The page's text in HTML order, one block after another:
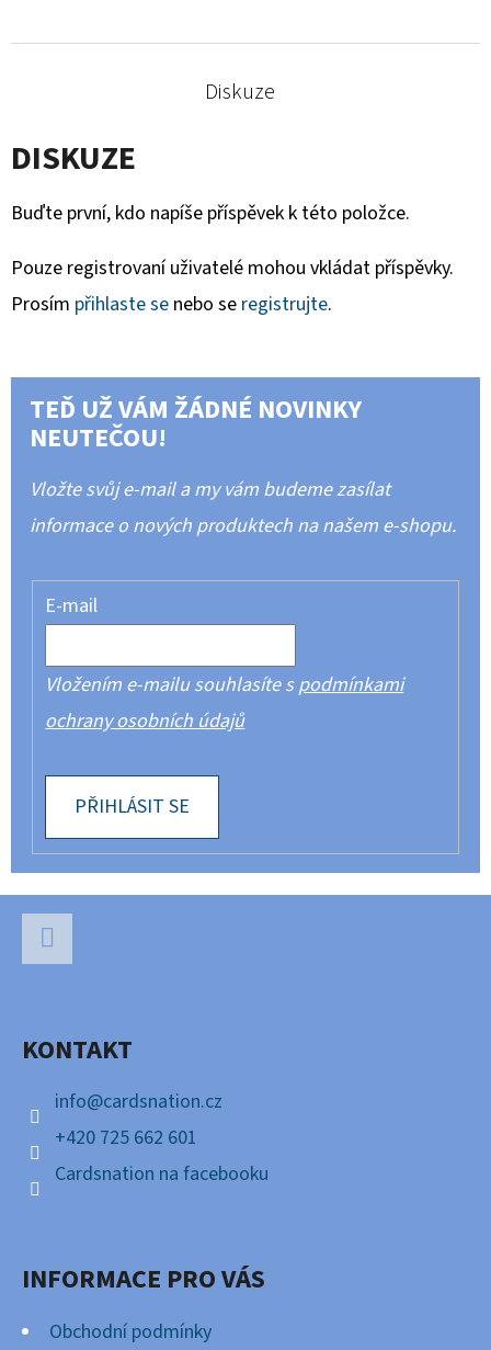
Diskuze
DISKUZE
Buďte první, kdo napíše příspěvek k této položce.
Pouze registrovaní uživatelé mohou vkládat příspěvky.
Prosím přihlaste se nebo se registrujte.
TEĎ UŽ VÁM ŽÁDNÉ NOVINKY
NEUTEČOU!
Vložte svůj e-mail a my vám budeme zasílat
informace o nových produktech na našem e-shopu.
E-mail
Vložením e-mailu souhlasíte spodmínkami
ochrany osobních údajů
PŘIHLÁSIT SE
KONTAKT
info@cardsnation.cz
+420 725 662 601
Cardsnation na facebooku
INFORMACE PRO VÁS
Obchodní podmínky